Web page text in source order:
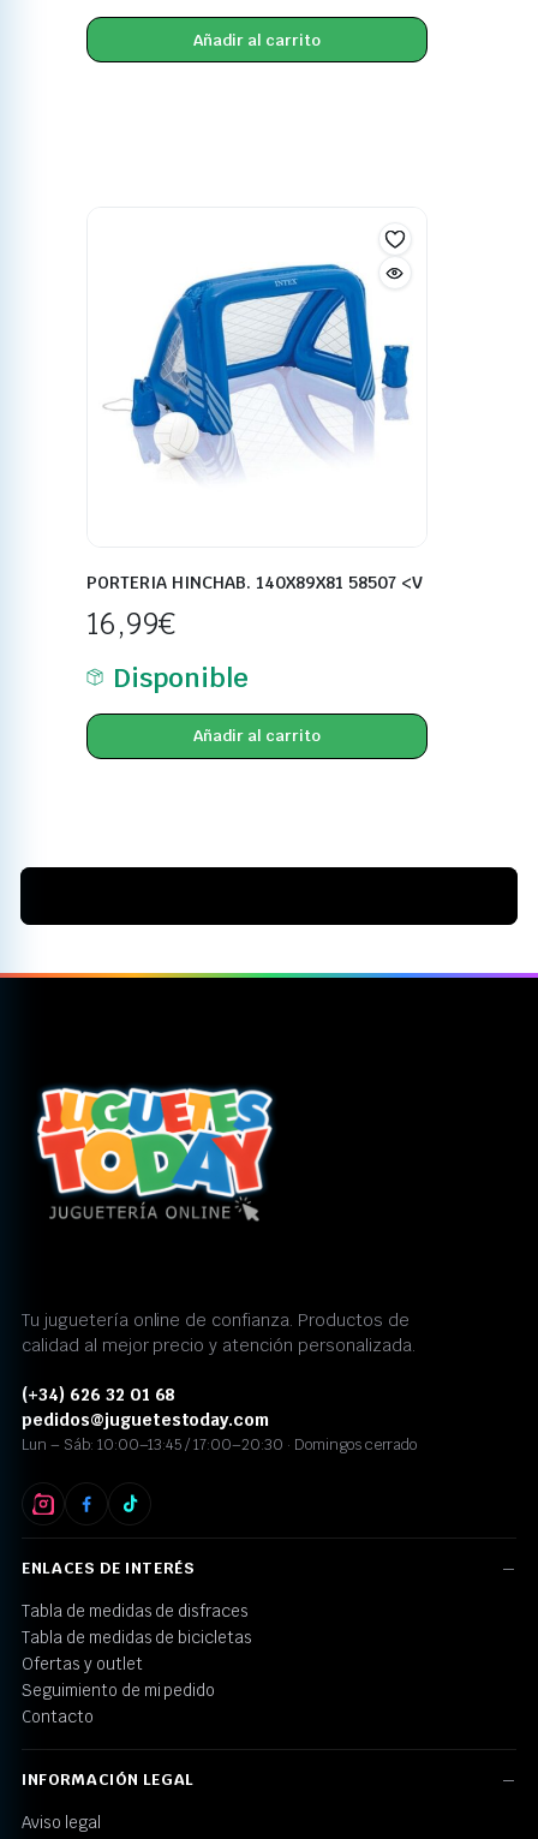
Añadir al carrito
PORTERIA HINCHAB. 140X89X81 58507 <V
16,99€
Disponible
Añadir al carrito
Tu juguetería online de confianza. Productos de
calidad al mejor precio y atención personalizada.
(+34) 626 32 01 68
pedidos@juguetestoday.com
Lun – Sáb: 10:00–13:45 / 17:00–20:30 · Domingos cerrado
ENLACES DE INTERÉS
Tabla de medidas de disfraces
Tabla de medidas de bicicletas
Ofertas y outlet
Seguimiento de mi pedido
Contacto
INFORMACIÓN LEGAL
Aviso legal